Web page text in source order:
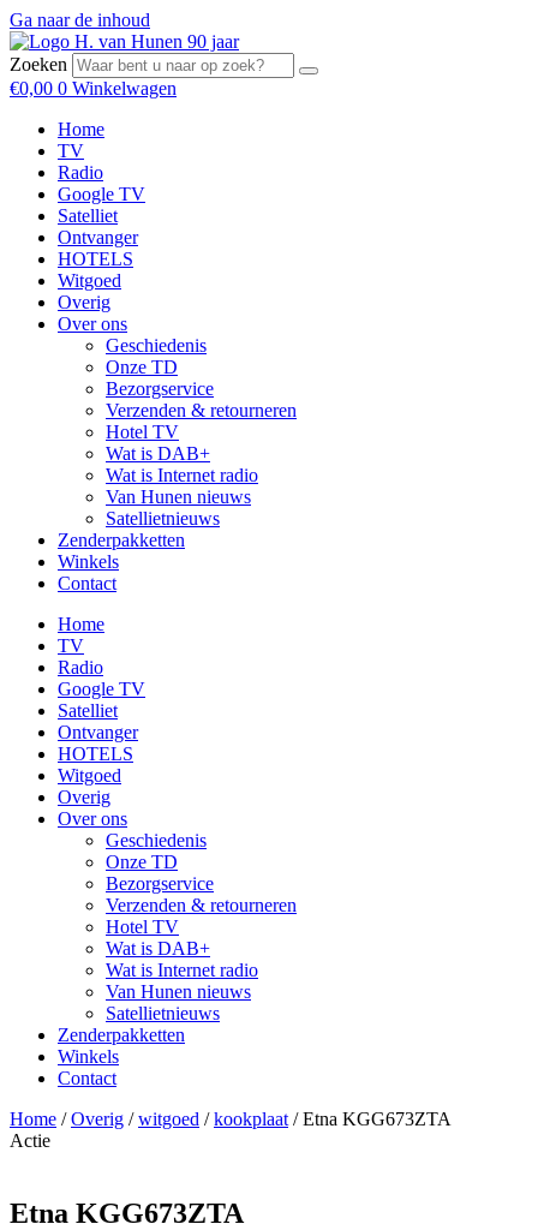
Ga naar de inhoud
Zoeken
€0,00 0 Winkelwagen
Home
TV
Radio
Google TV
Satelliet
Ontvanger
HOTELS
Witgoed
Overig
Over ons
Geschiedenis
Onze TD
Bezorgservice
Verzenden & retourneren
Hotel TV
Wat is DAB+
Wat is Internet radio
Van Hunen nieuws
Satellietnieuws
Zenderpakketten
Winkels
Contact
Home
TV
Radio
Google TV
Satelliet
Ontvanger
HOTELS
Witgoed
Overig
Over ons
Geschiedenis
Onze TD
Bezorgservice
Verzenden & retourneren
Hotel TV
Wat is DAB+
Wat is Internet radio
Van Hunen nieuws
Satellietnieuws
Zenderpakketten
Winkels
Contact
Home /Overig /witgoed /kookplaat / Etna KGG673ZTA
Actie
Etna KGG673ZTA